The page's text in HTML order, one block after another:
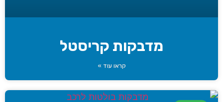
מדבקות קריסטל
קראו עוד »